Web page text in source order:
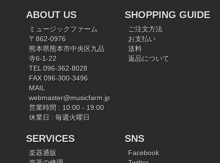
ABOUT US
ミュージックファーム
〒862-0976
熊本県熊本市中央区九品
寺6-1-22
TEL 096-362-8028
FAX 096-300-3496
MAIL
webmaster@musicfarm.jp
営業時間 : 10:00 - 19:00
休業日 : 毎週火曜日
SHOPPING GUIDE
ご注文方法
お支払い
送料
返品について
SERVICES
楽器通販
SNS
Facebook